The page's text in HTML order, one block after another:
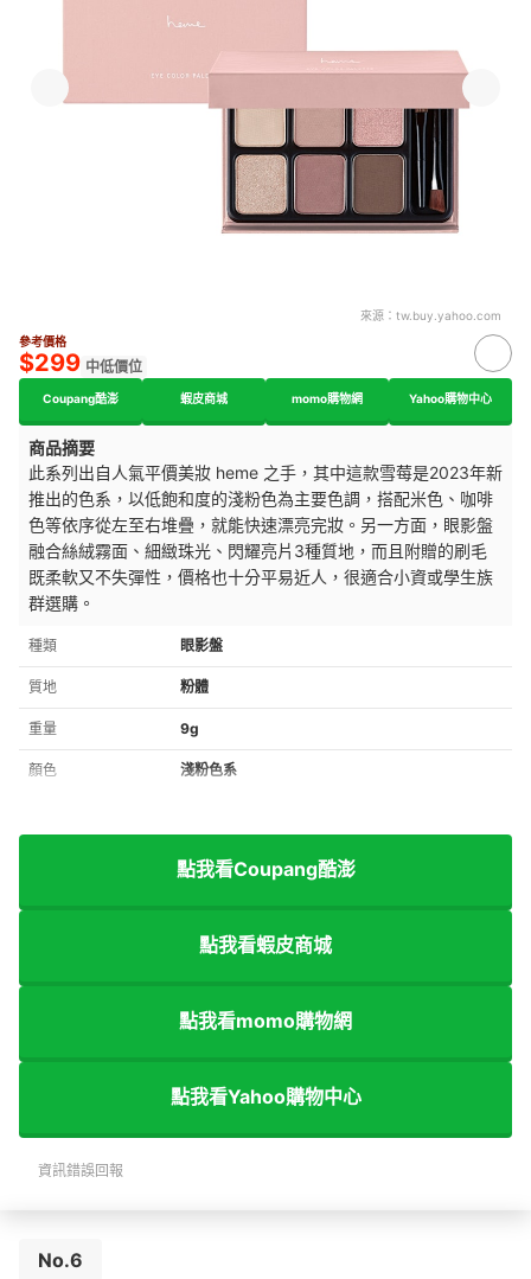
來源： tw.buy.yahoo.com
參考價格
$299 中低價位
Coupang酷澎 蝦皮商城 momo購物網 Yahoo購物中心
商品摘要
此系列出自人氣平價美妝 heme 之手，其中這款雪莓是2023年新
推出的色系，以低飽和度的淺粉色為主要色調，搭配米色、咖啡
色等依序從左至右堆疊，就能快速漂亮完妝。另一方面，眼影盤
融合絲絨霧面、細緻珠光、閃耀亮片3種質地，而且附贈的刷毛
既柔軟又不失彈性，價格也十分平易近人，很適合小資或學生族
群選購。
種類 眼影盤
質地 粉體
重量 9g
顏色 淺粉色系
點我看Coupang酷澎
點我看蝦皮商城
點我看momo購物網
點我看Yahoo購物中心
資訊錯誤回報
No.6